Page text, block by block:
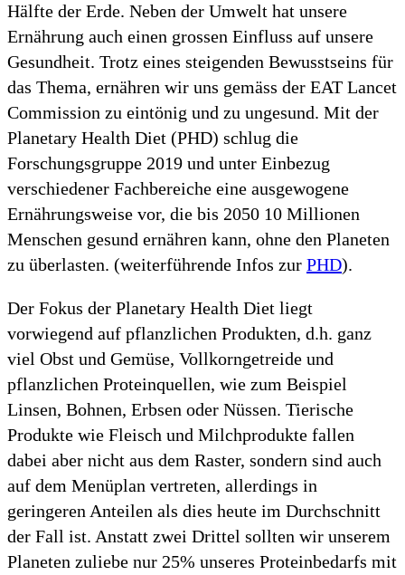
Hälfte der Erde. Neben der Umwelt hat unsere
Ernährung auch einen grossen Einfluss auf unsere
Gesundheit. Trotz eines steigenden Bewusstseins für
das Thema, ernähren wir uns gemäss der EAT Lancet
Commission zu eintönig und zu ungesund. Mit der
Planetary Health Diet (PHD) schlug die
Forschungsgruppe 2019 und unter Einbezug
verschiedener Fachbereiche eine ausgewogene
Ernährungsweise vor, die bis 2050 10 Millionen
Menschen gesund ernähren kann, ohne den Planeten
zu überlasten. (weiterführende Infos zur PHD).
Der Fokus der Planetary Health Diet liegt
vorwiegend auf pflanzlichen Produkten, d.h. ganz
viel Obst und Gemüse, Vollkorngetreide und
pflanzlichen Proteinquellen, wie zum Beispiel
Linsen, Bohnen, Erbsen oder Nüssen. Tierische
Produkte wie Fleisch und Milchprodukte fallen
dabei aber nicht aus dem Raster, sondern sind auch
auf dem Menüplan vertreten, allerdings in
geringeren Anteilen als dies heute im Durchschnitt
der Fall ist. Anstatt zwei Drittel sollten wir unserem
Planeten zuliebe nur 25% unseres Proteinbedarfs mit